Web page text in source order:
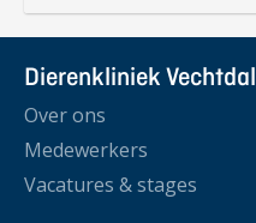
Dierenkliniek Vechtdal
Over ons
Medewerkers
Vacatures & stages